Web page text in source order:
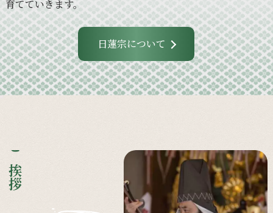
育てていきます。
日蓮宗について
ご挨拶